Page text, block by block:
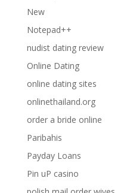
New
Notepad++
nudist dating review
Online Dating
online dating sites
onlinethailand.org
order a bride online
Paribahis
Payday Loans
Pin uP casino